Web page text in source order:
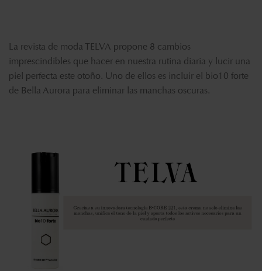
La revista de moda TELVA propone 8 cambios
imprescindibles que hacer en nuestra rutina diaria y lucir una
piel perfecta este otoño. Uno de ellos es incluir el bio10 forte
de Bella Aurora para eliminar las manchas oscuras.